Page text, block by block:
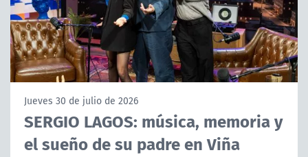
PROGRAMAS
TELESERIES
ACTUALIDAD Y TENDENCIAS
Jueves 30 de julio de 2026
SERGIO LAGOS: música, memoria y
el sueño de su padre en Viña